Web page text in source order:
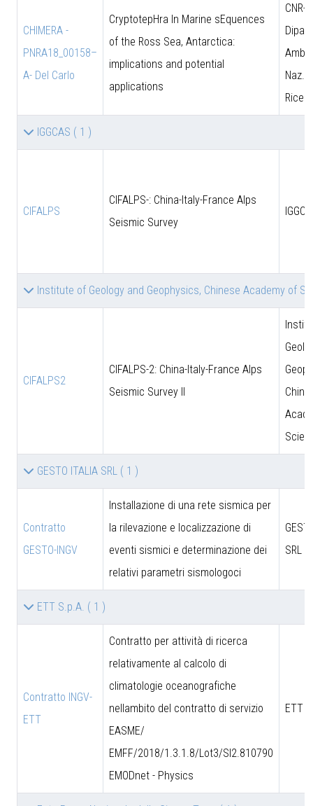
CHIMERA -
PNRA18_00158–
A- Del Carlo
CryptotepHra In Marine sEquences
of the Ross Sea, Antarctica:
implications and potential
applications
CNR-
Amb.
Naz.
IGGCAS ( 1 )
CIFALPS
CIFALPS-: China-Italy-France Alps
Seismic Survey
Institute of Geology and Geophysics, Chinese Academy of
CIFALPS2
CIFALPS-2: China-Italy-France Alps
Seismic Survey II
GESTO ITALIA SRL ( 1 )
Contratto
GESTO-INGV
Installazione di una rete sismica per
la rilevazione e localizzazione di
eventi sismici e determinazione dei
relativi parametri sismologoci
SRL
ETT S.p.A. ( 1 )
Contratto INGV-
ETT
Contratto per attività di ricerca
relativamente al calcolo di
climatologie oceanografiche
nellambito del contratto di servizio
EASME/
EMFF/2018/1.3.1.8/Lot3/SI2.810790
EMODnet - Physics
ETT